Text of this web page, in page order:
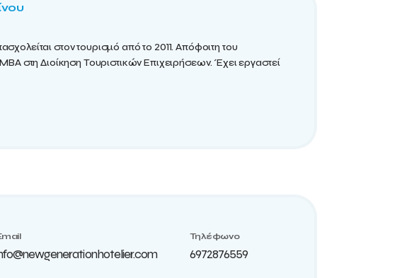
στον τουρισμό από το 2011. Απόφοιτη του
στη Διοίκηση Τουριστικών Επιχειρήσεων. Έχει εργαστεί
Τηλέφωνο
6972876559